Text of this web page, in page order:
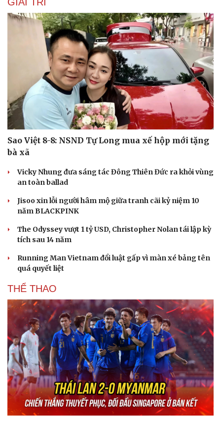
Du lịch
Săn Tour
check-in
Đọc truyện đêm khuya
Kể chuyện cho bé
Hạt giống tâm hồn
Sao Việt 8-8: NSND Tự Long mua xế hộp mới tặng
bà xã
Vicky Nhung đưa sáng tác Đông Thiên Đức ra khỏi vùng
an toàn ballad
Jisoo xin lỗi người hâm mộ giữa tranh cãi kỷ niệm 10
năm BLACKPINK
The Odyssey vượt 1 tỷ USD, Christopher Nolan tái lập kỳ
tích sau 14 năm
Running Man Vietnam đổi luật gấp vì màn xé bảng tên
quá quyết liệt
THỂ THAO